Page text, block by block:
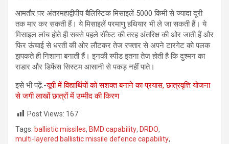
आमतौर पर अंतरमहाद्वीपीय बैलिस्टिक मिसाइलें 5000 किमी से ज्यादा दूरी
तक मार कर सकती हैं। ये मिसाइलें परमाणु हथियार भी ले जा सकती हैं। ये
मिसाइल लांच होते ही सबसे पहले रॉकेट की तरह अंतरिक्ष की ओर जाती हैं और
फिर ऊंचाई से धरती की ओर लौटकर तेज रफ्तार से अपने टारगेट को पलक
झपकते ही निशाना बनाती हैं। इनकी स्पीड इतना तेज होती है कि दुश्मन का
राडार और डिफेंस सिस्टम आसानी से पकड़ नहीं पाते।
इसे भी पढ़ें:-यूपी में विद्यार्थियों को सशक्त बनाने का प्रयास, छात्रवृत्ति योजना
से जगी लाखों छात्रों में उम्मीद की किरण
Post Views: 167
Tags: ballistic missiles, BMD capability, DRDO,
multi-layered ballistic missile defence capability,